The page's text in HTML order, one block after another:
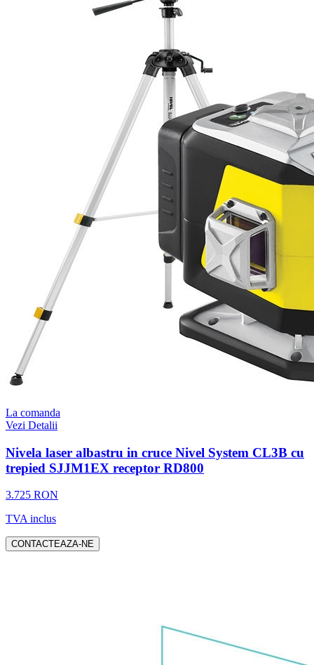
La comanda
Vezi Detalii
Nivela laser albastru in cruce Nivel System CL3B cu
trepied SJJM1EX receptor RD800
3.725 RON
TVA inclus
CONTACTEAZA-NE